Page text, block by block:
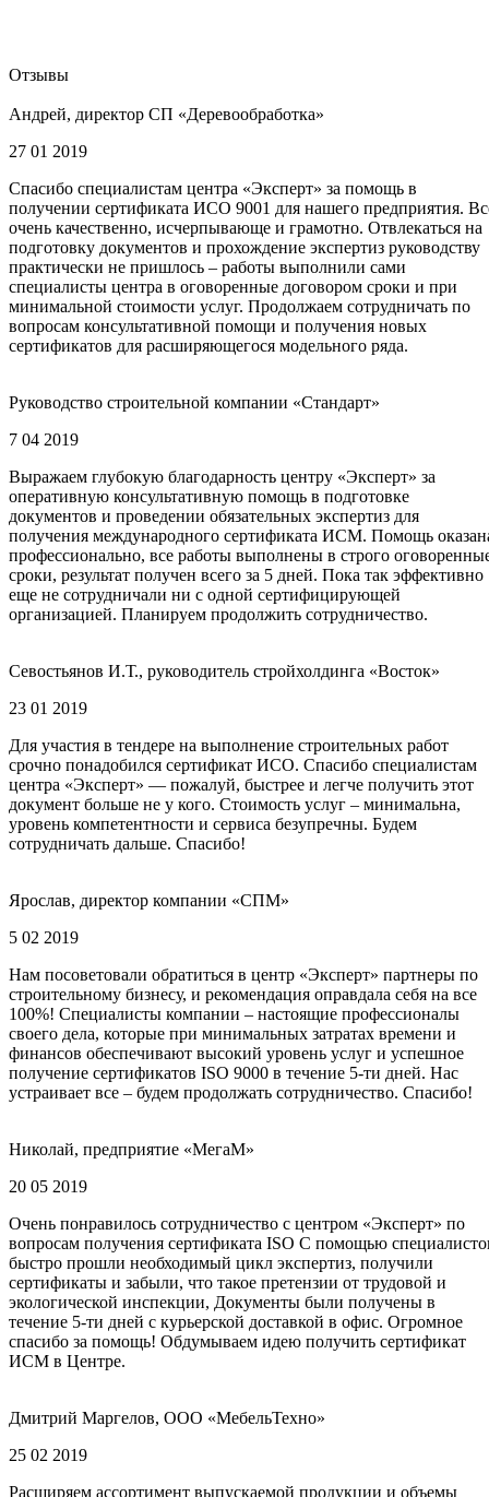
Отзывы
Андрей, директор СП «Деревообработка»
27 01 2019
Спасибо специалистам центра «Эксперт» за помощь в
получении сертификата ИСО 9001 для нашего предприятия.
очень качественно, исчерпывающе и грамотно. Отвлекаться на
подготовку документов и прохождение экспертиз руководству
практически не пришлось – работы выполнили сами
специалисты центра в оговоренные договором сроки и при
минимальной стоимости услуг. Продолжаем сотрудничать по
вопросам консультативной помощи и получения новых
сертификатов для расширяющегося модельного ряда.
Руководство строительной компании «Стандарт»
7 04 2019
Выражаем глубокую благодарность центру «Эксперт» за
оперативную консультативную помощь в подготовке
документов и проведении обязательных экспертиз для
получения международного сертификата ИСМ. Помощь
профессионально, все работы выполнены в строго
сроки, результат получен всего за 5 дней. Пока так эффективно
еще не сотрудничали ни с одной сертифицирующей
организацией. Планируем продолжить сотрудничество.
Севостьянов И.Т., руководитель стройхолдинга «Восток»
23 01 2019
Для участия в тендере на выполнение строительных работ
срочно понадобился сертификат ИСО. Спасибо специалистам
центра «Эксперт» — пожалуй, быстрее и легче получить этот
документ больше не у кого. Стоимость услуг – минимальна,
уровень компетентности и сервиса безупречны. Будем
сотрудничать дальше. Спасибо!
Ярослав, директор компании «СПМ»
5 02 2019
Нам посоветовали обратиться в центр «Эксперт» партнеры по
строительному бизнесу, и рекомендация оправдала себя на все
100%! Специалисты компании – настоящие профессионалы
своего дела, которые при минимальных затратах времени и
финансов обеспечивают высокий уровень услуг и успешное
получение сертификатов ISO 9000 в течение 5-ти дней. Нас
устраивает все – будем продолжать сотрудничество. Спасибо!
Николай, предприятие «МегаМ»
20 05 2019
Очень понравилось сотрудничество с центром «Эксперт» по
вопросам получения сертификата ISO С помощью
быстро прошли необходимый цикл экспертиз, получили
сертификаты и забыли, что такое претензии от трудовой и
экологической инспекции, Документы были получены в
течение 5-ти дней с курьерской доставкой в офис. Огромное
спасибо за помощь! Обдумываем идею получить сертификат
ИСМ в Центре.
Дмитрий Маргелов, ООО «МебельТехно»
25 02 2019
Расширяем ассортимент выпускаемой продукции и объемы